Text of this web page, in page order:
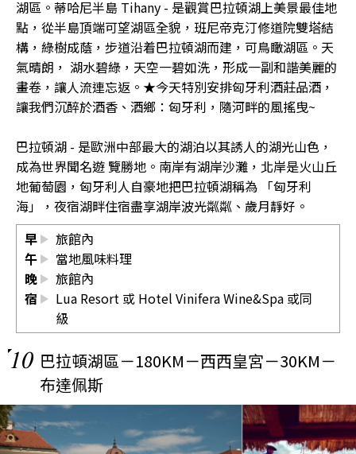
湖區。蒂哈尼半島 Tihany - 是觀賞巴拉頓湖上美景最佳地
點，從半島頂端可望湖區全貌，班尼帝克汀修道院雙塔結
構，綠樹成蔭，步道沿着巴拉頓湖而建，可鳥瞰湖區。天
氣晴朗， 湖水碧綠，天空一碧如洗，形成一副和諧美麗的
畫卷，讓人流連忘返。★今天特別安排匈牙利酒莊品酒，
讓我們沉醉於酒香、酒鄉：匈牙利，隨河畔的風搖曳~
巴拉頓湖 - 是歐洲中部最大的湖泊以其誘人的湖光山色，
成為世界聞名遊 覽勝地。南岸有湖岸沙灘，北岸是火山丘
地葡萄園，匈牙利人自豪地把巴拉頓湖稱為 「匈牙利
海」，夜宿湖畔住宿盡享湖岸波光粼粼、歲月靜好。
早
旅館內
午
當地風味料理
晚
旅館內
宿
Lua Resort 或 Hotel Vinifera Wine&Spa 或同
級
10 巴拉頓湖區－180KM－西西皇宮－30KM－
布達佩斯